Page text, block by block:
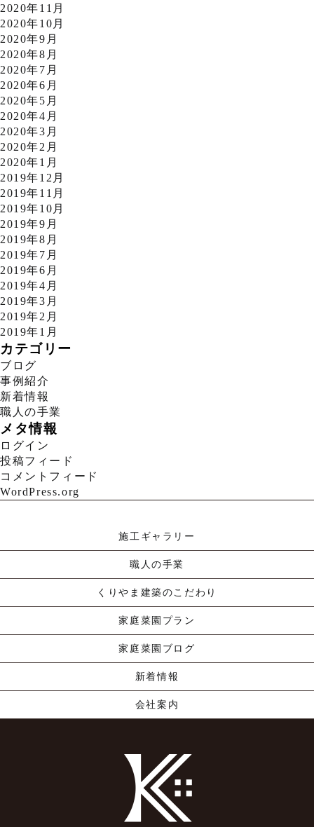
2020年11月
2020年10月
2020年9月
2020年8月
2020年7月
2020年6月
2020年5月
2020年4月
2020年3月
2020年2月
2020年1月
2019年12月
2019年11月
2019年10月
2019年9月
2019年8月
2019年7月
2019年6月
2019年4月
2019年3月
2019年2月
2019年1月
カテゴリー
ブログ
事例紹介
新着情報
職人の手業
メタ情報
ログイン
投稿フィード
コメントフィード
WordPress.org
施工ギャラリー
職人の手業
くりやま建築のこだわり
家庭菜園プラン
家庭菜園ブログ
新着情報
会社案内